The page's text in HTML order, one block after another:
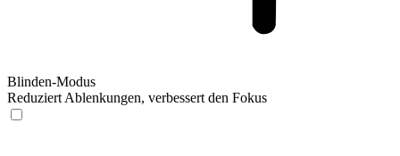
Blinden-Modus
Reduziert Ablenkungen, verbessert den Fokus